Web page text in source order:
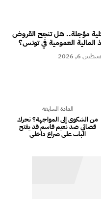
مؤجلة.. هل تنجح القروض
المالية العمومية في تونس؟
6, 2026
المادة السابقة
من الشكوى إلى المواجهة؟ تحرك
قضائي ضد نعيم قاسم قد يفتح
الباب على صراع داخلي